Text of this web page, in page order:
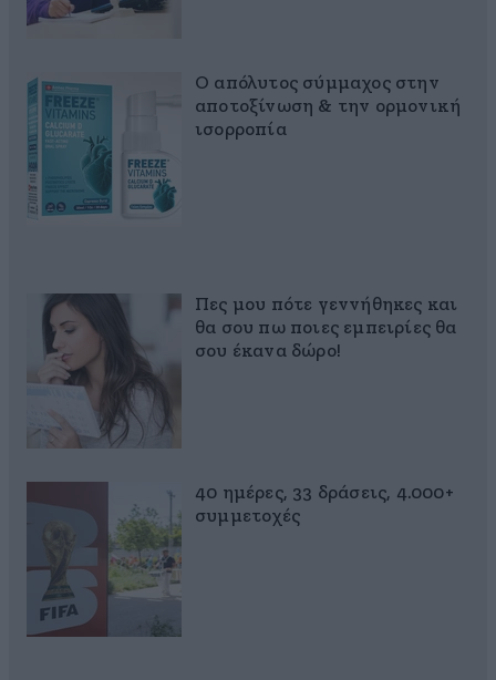
Ο απόλυτος σύμμαχος στην
αποτοξίνωση & την ορμονική
ισορροπία
Πες μου πότε γεννήθηκες και
θα σου πω ποιες εμπειρίες θα
σου έκανα δώρο!
40 ημέρες, 33 δράσεις, 4.000+
συμμετοχές